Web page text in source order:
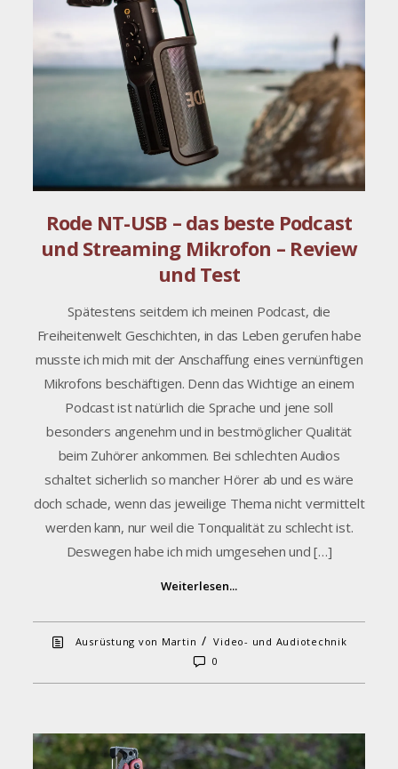
Rode NT-USB – das beste Podcast
und Streaming Mikrofon – Review
und Test
Spätestens seitdem ich meinen Podcast, die
Freiheitenwelt Geschichten, in das Leben gerufen habe
musste ich mich mit der Anschaffung eines vernünftigen
Mikrofons beschäftigen. Denn das Wichtige an einem
Podcast ist natürlich die Sprache und jene soll
besonders angenehm und in bestmöglicher Qualität
beim Zuhörer ankommen. Bei schlechten Audios
schaltet sicherlich so mancher Hörer ab und es wäre
doch schade, wenn das jeweilige Thema nicht vermittelt
werden kann, nur weil die Tonqualität zu schlecht ist.
Deswegen habe ich mich umgesehen und […]
Weiterlesen...
Ausrüstung von Martin /Video- und Audiotechnik
0